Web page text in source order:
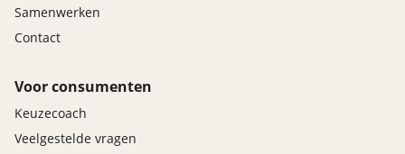
Samenwerken
Contact
Voor consumenten
Keuzecoach
Veelgestelde vragen